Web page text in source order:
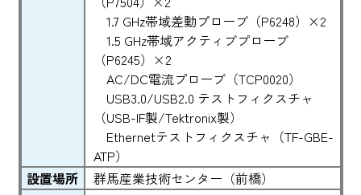
1.7 GHz帯域差動プローブ（P6248）×2
1.5 GHz帯域アクティブプローブ
（P6245）×2
AC/DC電流プローブ（TCP0020）
USB3.0/USB2.0 テストフィクスチャ
（USB-IF製/Tektronix製）
Ethernetテストフィクスチャ（TF-GBE-
ATP）
設置場所
群馬産業技術センター（前橋）